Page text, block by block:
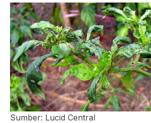
Sumber: Lucid Central